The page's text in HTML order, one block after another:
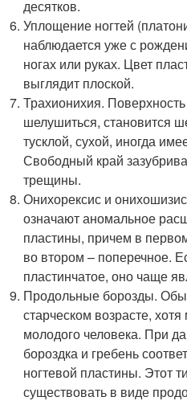
десятков.
Уплощение ногтей
наблюдается уже с
ногах или руках. Цвет
выглядит плоской.
Трахионихия.
шелушиться, становится
тусклой, сухой, иногда
Свободный край
трещины.
Онихорексис и
означают аномальное
пластины, причем в
во втором – поперечное.
пластинчатое, оно чаще
Продольные борозды.
старческом возрасте,
молодого человека. При
бороздка и гребень
ногтевой пластины. Этот
существовать в виде